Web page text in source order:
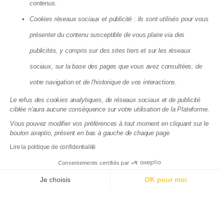
Agence Locative Rennes
Agence Locative Toulon
Matera SAS - 8, Cité Paradis, 75010 Paris
La société Matera, société par action simplifiée, au capital de 72
083,03 €, dont le siège se situe 8 cité Paradis Paris (75010),
l’Autorité de Contrôle Prudentiel et de Résolution (ACPR), sous le
numéro 88276, enregistrement consultable dans le Registre
des agents financiers (www.regafi.fr) en tant qu’Agent de
services de paiement de l’établissement de monnaie
électronique Treezor (CIB 16798), dont le siège social est situé
33 rue de Wagram 75017 Paris. Matera est immatriculée à
l'ORIAS sous le numéro 19004585 en qualité de courtier en
assurance. Immatriculation vérifiable sur
contenus.
Cookies réseaux sociaux et publicité : ils sont utilisés pour vous
présenter du contenu susceptible de vous plaire via des
publicités, y compris sur des sites tiers et sur les réseaux
sociaux, sur la base des pages que vous avez consultées, de
votre navigation et de l'historique de vos interactions.
Le refus des cookies analytiques, de réseaux sociaux et de publicité
ciblée n'aura aucune conséquence sur votre utilisation de la Plateforme.
Vous pouvez modifier vos préférences à tout moment en cliquant sur le
bouton axeptio, présent en bas à gauche de chaque page
Lire la politique de confidentialité
Consentements certifiés par
Je choisis OK pour moi